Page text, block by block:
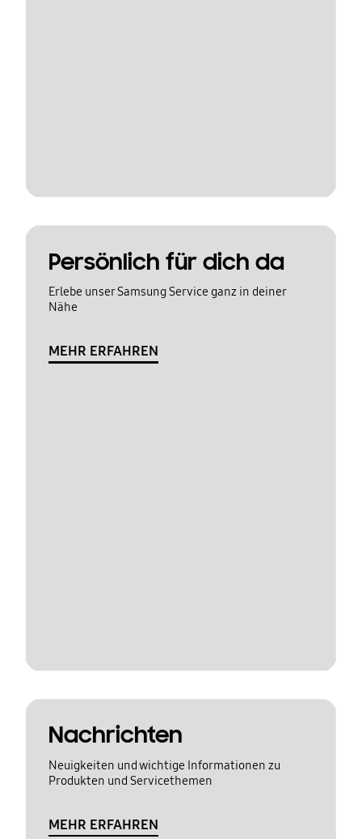
Persönlich für dich da
Erlebe unser Samsung Service ganz in deiner
Nähe
MEHR ERFAHREN
Nachrichten
Neuigkeiten und wichtige Informationen zu
Produkten und Servicethemen
MEHR ERFAHREN